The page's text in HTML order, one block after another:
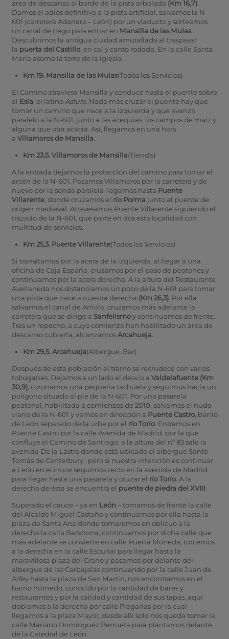
área de descanso al borde de la pista arbolada (Km 16,7).
Damos el adiós definitivo a la pista artificial, salvamos la N-
601 (carretera Adanero – León) por un viaducto y sorteamos
un canal de riego para entrar en Mansilla de las Mulas.
Descubrimos la antigua ciudad amurallada al traspasar
la puerta del Castillo, en cal y canto rodado. En la calle Santa
María asoma la torre de la iglesia.
Km 19. Mansilla de las Mulas(Todos los Servicios)
El Camino atraviesa Mansilla y conduce hasta el puente sobre
el Esla, el latinoAstura. Nada más cruzar el puente hay que
tomar un camino que nace a la izquierda y que avanza
paralelo a la N-601, junto a las acequias, los campos de maíz y
alguna que otra acacia. Así, llegamos en una hora
a Villamoros de Mansilla.
Km 23,5. Villamoros de Mansilla(Tienda)
A la entrada dejamos la protección del camino para tomar el
arcén de la N-601. Pasamos Villamoros por la carretera y de
nuevo por la senda paralela llegamos hasta Puente
Villarente, donde cruzamos el río Porma junto al puente de
origen medieval. Atravesamos Puente Villarente siguiendo el
trazado de la N-601, que parte en dos esta localidad con
multitud de servicios.
Km 25,3. Puente Villarente(Todos los Servicios)
Si transitamos por la acera de la izquierda, al llegar a una
oficina de Caja España, cruzamos por el paso de peatones y
continuamos por la acera derecha. A la altura del Restaurante
Avellaneda nos distanciamos un poco de la N-601 para tomar
una pista que nace a nuestra derecha (Km 26,3). Por ella
salvamos el canal de Arriola, cruzamos más adelante la
carretera que se dirige a Sanfelismoy continuamos de frente.
Tras un repecho, a cuyo comienzo han habilitado un área de
descanso cubierta, alcanzamosArcahueja.
Km 29,5. Arcahueja(Albergue. Bar)
Después de esta población el tramo se recrudece con varios
toboganes. Dejamos a un lado el desvío a Valdelafuente (Km
30,9), coronamos una pequeña tachuela y seguimos hacia un
polígono situado al pie de la N-601. Por una pasarela
peatonal, habilitada a comienzos de 2010, salvamos el nudo
viario de la N-601 y vamos en dirección a Puente Castro, barrio
de León separado de la urbe por el río Torío. Entramos en
Puente Castro por la calle Avenida de Madrid, por la que
confluye el Camino de Santiago, a la altura del nº 83 sale la
avenida De la Lastra donde está ubicado el albergue Santo
Tomás de Canterbury, pero si nuestra intención es continuar
a León en el cruce seguimos recto en la avenida de Madrid
para llegar hasta una pasarela y cruzar el río Torío. A la
derecha de ésta se encuentra el puente de piedra del XVIII.
Superado el cauce – ya en León – tomamos de frente la calle
del Alcalde Miguel Castaño y continuamos por ella hasta la
plaza de Santa Ana donde tomaremos en oblicuo a la
derecha la calla Barahona, continuamos por dicha calle que
más adelante se convierte en calle Puerta Moneda, torcemos
a la derecha en la calle Escurial para llegar hasta la
maravillosa plaza del Grano y pasamos por delante del
albergue de las Carbajalas continuando por la calle Juan de
Arfey hasta la plaza de San Martin, nos encontramos en el
barrio húmedo, conocido por la cantidad de bares y
restaurantes y por la calidad y cantidad de sus tapas. aquí
doblamos a la derecha por calle Plegarias por la cual
llegamos a la plaza Mayor, desde allí solo nos queda tomar la
calle Mariano Domínguez Berrueta para plantarnos delante
de la Catedral de León.